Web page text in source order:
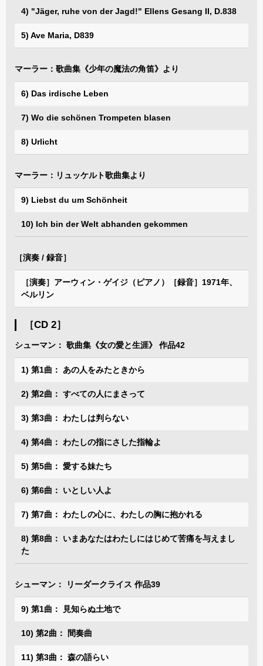
4) "Jäger, ruhe von der Jagd!" Ellens Gesang II, D.838
5) Ave Maria, D839
マーラー：歌曲集《少年の魔法の角笛》より
6) Das irdische Leben
7) Wo die schönen Trompeten blasen
8) Urlicht
マーラー：リュッケルト歌曲集より
9) Liebst du um Schönheit
10) Ich bin der Welt abhanden gekommen
［演奏 / 録音］
［演奏］アーウィン・ゲイジ（ピアノ）［録音］1971年、
ベルリン
［CD 2］
シューマン： 歌曲集《女の愛と生涯》 作品42
1) 第1曲： あの人をみたときから
2) 第2曲： すべての人にまさって
3) 第3曲： わたしは判らない
4) 第4曲： わたしの指にさした指輪よ
5) 第5曲： 愛する妹たち
6) 第6曲： いとしい人よ
7) 第7曲： わたしの心に、わたしの胸に抱かれる
8) 第8曲： いまあなたはわたしにはじめて苦痛を与えまし
た
シューマン： リーダークライス 作品39
9) 第1曲： 見知らぬ土地で
10) 第2曲： 間奏曲
11) 第3曲： 森の語らい